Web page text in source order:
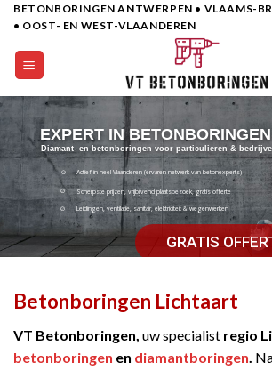
Skip
content
BETONBORINGEN ANTWERPEN • VLAAMS-
• OOST- EN WEST-VLAANDEREN
EXPERT IN BETONBORINGEN
Diamant- en betonboringen voor particulieren &
Actief in heel Vlaanderen (ervaren netwerk van betonexperts)
Scherpste prijzen, vrijbijvend plaatsbezoek, gratis offerte
Leidingen, ventilatie, sanitair, elektriciteit & wegenwerken
GRATIS
Betonboringen Lichtaart
VT Betonboringen, uw specialist regio
betonboringen en diamantboringen.